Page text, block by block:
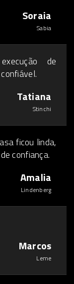
Soraia
Sabia
de
Tatiana
Stinchi
ficou linda,
confiança.
Amalia
Lindenberg
Marcos
Leme